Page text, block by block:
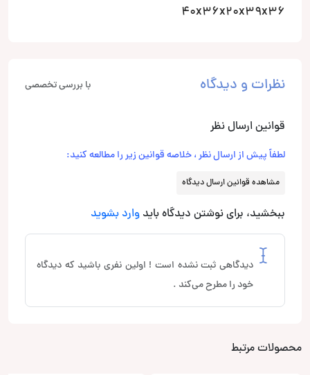
40x36x20x39x36
نظرات و دیدگاه با بررسی تخصصی
قوانین ارسال نظر
لطفاً پیش از ارسال نظر ، خلاصه قوانین زیر را مطالعه کنید:
مشاهده قوانین ارسال دیدگاه
ببخشید، برای نوشتن دیدگاه باید وارد بشوید
دیدگاهی ثبت نشده است ! اولین نفری باشید که دیدگاه
خود را مطرح می‌کند .
محصولات مرتبط